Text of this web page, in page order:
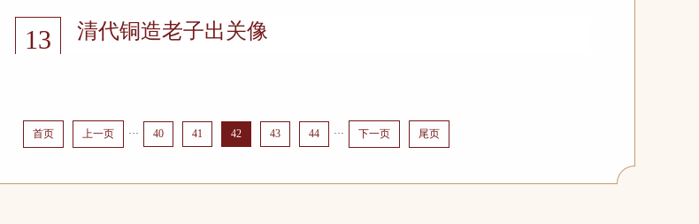
13 清代铜造老子出关像
首页 上一页 ··· 40 41 42 43 44 ··· 下一页 尾页